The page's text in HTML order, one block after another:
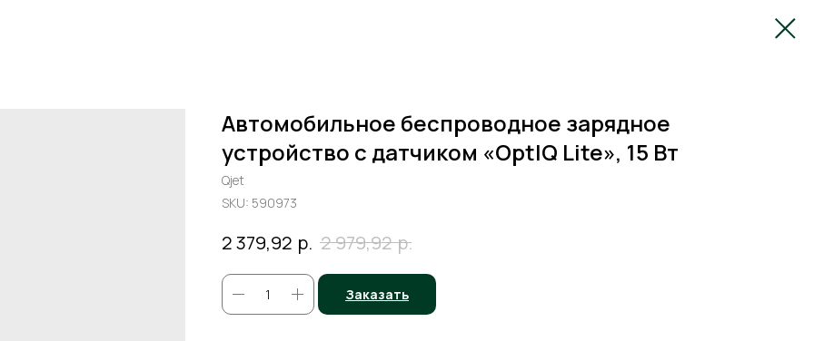
Автомобильное беспроводное зарядное
устройство с датчиком «OptIQ Lite», 15 Вт
Qjet
SKU: 590973
2 379,92 р. 2 979,92 р.
Заказать